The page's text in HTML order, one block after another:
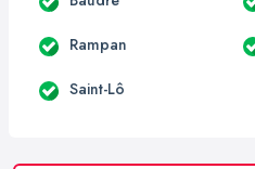
Rampan
Saint-Lô